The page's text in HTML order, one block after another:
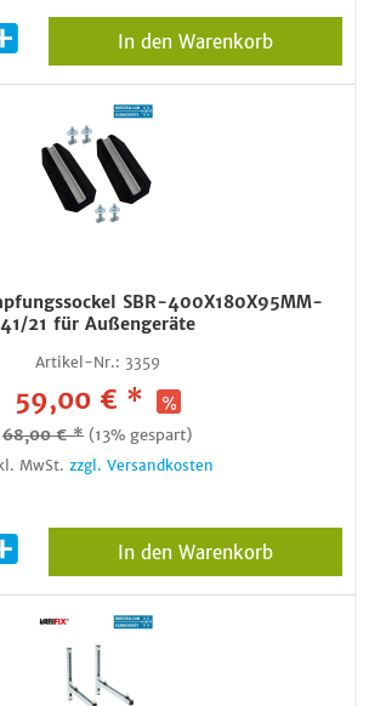
In den Warenkorb
SBR-400X180X95MM-
41/21 für Außengeräte
Artikel-Nr.: 3359
59,00 € *
68,00 € * (13% gespart)
MwSt. zzgl. Versandkosten
In den Warenkorb